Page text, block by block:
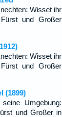
Wisset ihr
und Großer
Wisset ihr
und Großer
(1899)
Umgebung:
und Großer in